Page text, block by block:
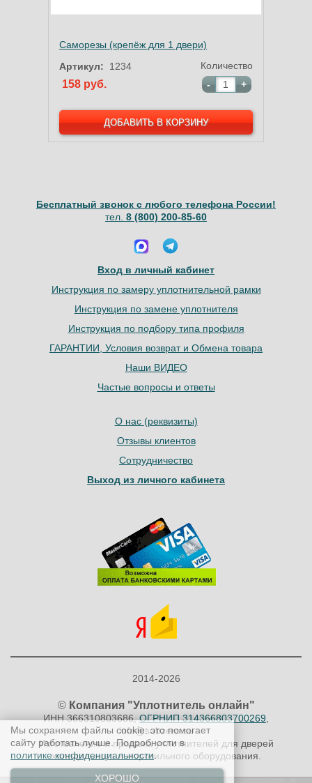
Саморезы (крепёж для 1 двери)
Артикул:
1234
158 руб.
Количество
-
+
Бесплатный звонок с любого телефона России!
тел. 8 (800) 200-85-60
Вход в личный кабинет
Инструкция по замеру уплотнительной рамки
Инструкция по замене уплотнителя
Инструкция по подбору типа профиля
ГАРАНТИИ, Условия возврат и Обмена товара
Наши ВИДЕО
Частые вопросы и ответы
О нас (реквизиты)
Отзывы клиентов
Сотрудничество
Выход из личного кабинета
2014-2026
© Компания "Уплотнитель онлайн"
ИНН 366310803686,ОГРНИП 314366803700269
info@subzero.su
Изготовление и продажа уплотнителей для дверей
холодильного и морозильного оборудования.
Мы сохраняем файлы cookie: это помогает
сайту работать лучше. Подробности в
политике конфиденциальности.
ХОРОШО